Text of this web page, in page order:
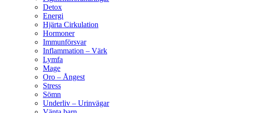
Detox
Energi
Hjärta Cirkulation
Hormoner
Immunförsvar
Inflammation – Värk
Lymfa
Mage
Oro – Ångest
Stress
Sömn
Underliv – Urinvägar